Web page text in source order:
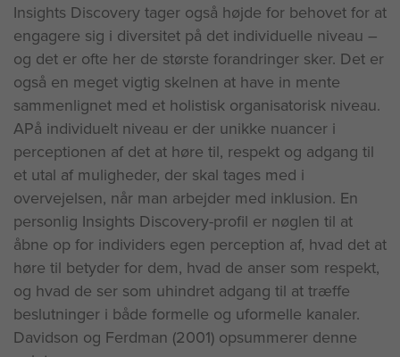
Insights Discovery tager også højde for behovet for at
engagere sig i diversitet på det individuelle niveau –
og det er ofte her de største forandringer sker. Det er
også en meget vigtig skelnen at have in mente
sammenlignet med et holistisk organisatorisk niveau.
APå individuelt niveau er der unikke nuancer i
perceptionen af det at høre til, respekt og adgang til
et utal af muligheder, der skal tages med i
overvejelsen, når man arbejder med inklusion. En
personlig Insights Discovery-profil er nøglen til at
åbne op for individers egen perception af, hvad det at
høre til betyder for dem, hvad de anser som respekt,
og hvad de ser som uhindret adgang til at træffe
beslutninger i både formelle og uformelle kanaler.
Davidson og Ferdman (2001) opsummerer denne